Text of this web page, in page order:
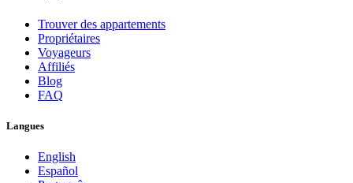
Trouver des appartements
Propriétaires
Voyageurs
Affiliés
Blog
FAQ
Langues
English
Español